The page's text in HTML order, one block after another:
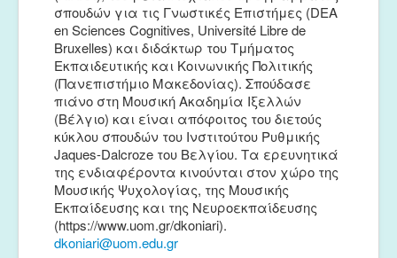
σπουδών για τις Γνωστικές Επιστήμες (DEA
en Sciences Cognitives, Université Libre de
Bruxelles) και διδάκτωρ του Τμήματος
Εκπαιδευτικής και Κοινωνικής Πολιτικής
(Πανεπιστήμιο Μακεδονίας). Σπούδασε
πιάνο στη Μουσική Ακαδημία Ιξελλών
(Βέλγιο) και είναι απόφοιτος του διετούς
κύκλου σπουδών του Ινστιτούτου Ρυθμικής
Jaques-Dalcroze του Βελγίου. Τα ερευνητικά
της ενδιαφέροντα κινούνται στον χώρο της
Μουσικής Ψυχολογίας, της Μουσικής
Εκπαίδευσης και της Νευροεκπαίδευσης
(https://www.uom.gr/dkoniari).
dkoniari@uom.edu.gr